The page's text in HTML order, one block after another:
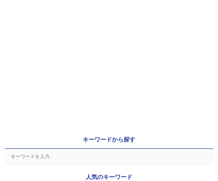
キーワードから探す
人気のキーワード